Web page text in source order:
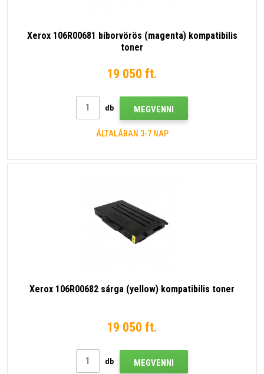
Xerox 106R00681 bíborvörös (magenta) kompatibilis
toner
19 050 ft.
db MEGVENNI
ÁLTALÁBAN 3-7 NAP
Xerox 106R00682 sárga (yellow) kompatibilis toner
19 050 ft.
db MEGVENNI